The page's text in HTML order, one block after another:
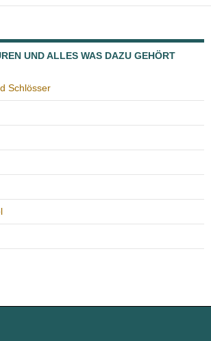
UND ALLES WAS DAZU GEHÖRT
Schlösser